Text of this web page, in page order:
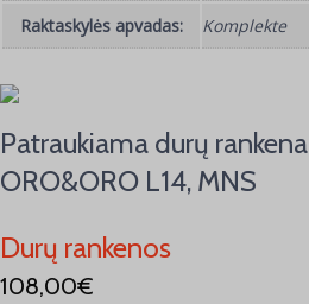
Raktaskylės apvadas: Komplekte
Patraukiama durų rankena
ORO&ORO L14, MNS
Durų rankenos
108,00€